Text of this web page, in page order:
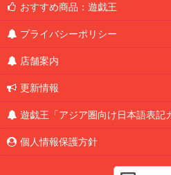
おすすめ商品：遊戯王
プライバシーポリシー
店舗案内
更新情報
遊戯王「アジア圏向け日本語表記
個人情報保護方針